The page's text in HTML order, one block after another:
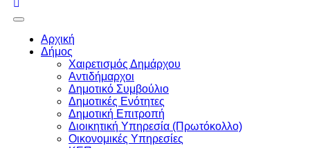
buttons
Αρχική
Δήμος
Χαιρετισμός Δημάρχου
Αντιδήμαρχοι
Δημοτικό Συμβούλιο
Δημοτικές Ενότητες
Δημοτική Επιτροπή
Διοικητική Υπηρεσία (Πρωτόκολλο)
Οικονομικές Υπηρεσίες